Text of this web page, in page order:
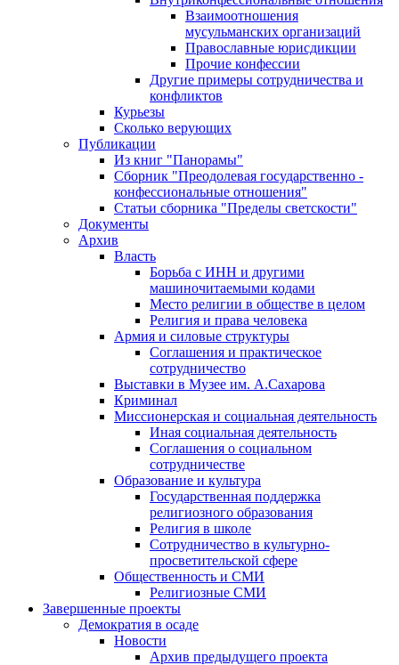
Взаимоотношения
мусульманских организаций
Православные юрисдикции
Прочие конфессии
Другие примеры сотрудничества и
конфликтов
Курьезы
Сколько верующих
Публикации
Из книг "Панорамы"
Сборник "Преодолевая государственно -
конфессиональные отношения"
Статьи сборника "Пределы светскости"
Документы
Архив
Власть
Борьба с ИНН и другими
машиночитаемыми кодами
Место религии в обществе в целом
Религия и права человека
Армия и силовые структуры
Соглашения и практическое
сотрудничество
Выставки в Музее им. А.Сахарова
Криминал
Миссионерская и социальная деятельность
Иная социальная деятельность
Соглашения о социальном
сотрудничестве
Образование и культура
Государственная поддержка
религиозного образования
Религия в школе
Сотрудничество в культурно-
просветительской сфере
Общественность и СМИ
Религиозные СМИ
Завершенные проекты
Демократия в осаде
Новости
Архив предыдущего проекта